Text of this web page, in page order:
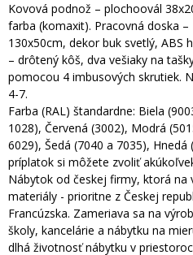
Kovová podnož – plochoovál
farba (komaxit). Pracovná doska
130x50cm, dekor buk svetlý, ABS
– drôtený kôš, dva vešiaky na
pomocou 4 imbusových skrutiek.
4-7.
Farba (RAL) štandardne: Biela
1028), Červená (3002), Modrá
6029), Šedá (7040 a 7035), Hnedá
príplatok si môžete zvoliť
Nábytok od českej firmy, ktorá na
materiály - prioritne z Českej
Francúzska. Zameriava sa na
školy, kancelárie a nábytku na
dlhá životnosť nábytku v